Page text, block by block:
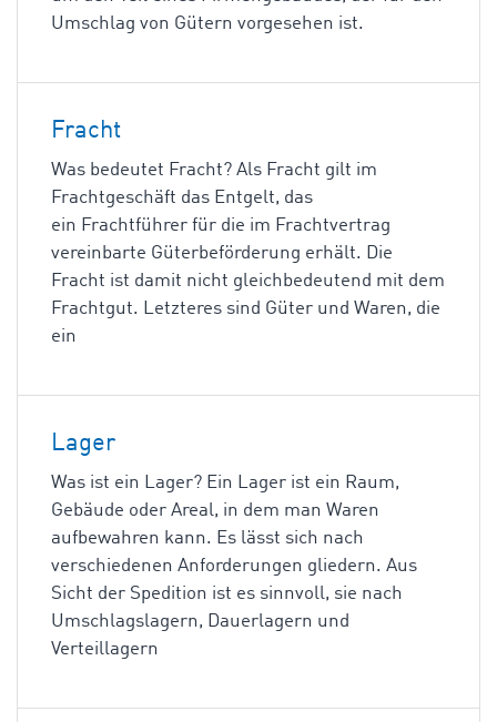
Umschlag von Gütern vorgesehen ist.
Fracht
Was bedeutet Fracht? Als Fracht gilt im
Frachtgeschäft das Entgelt, das
ein Frachtführer für die im Frachtvertrag
vereinbarte Güterbeförderung erhält. Die
Fracht ist damit nicht gleichbedeutend mit dem
Frachtgut. Letzteres sind Güter und Waren, die
ein
Lager
Was ist ein Lager? Ein Lager ist ein Raum,
Gebäude oder Areal, in dem man Waren
aufbewahren kann. Es lässt sich nach
verschiedenen Anforderungen gliedern. Aus
Sicht der Spedition ist es sinnvoll, sie nach
Umschlagslagern, Dauerlagern und
Verteillagern